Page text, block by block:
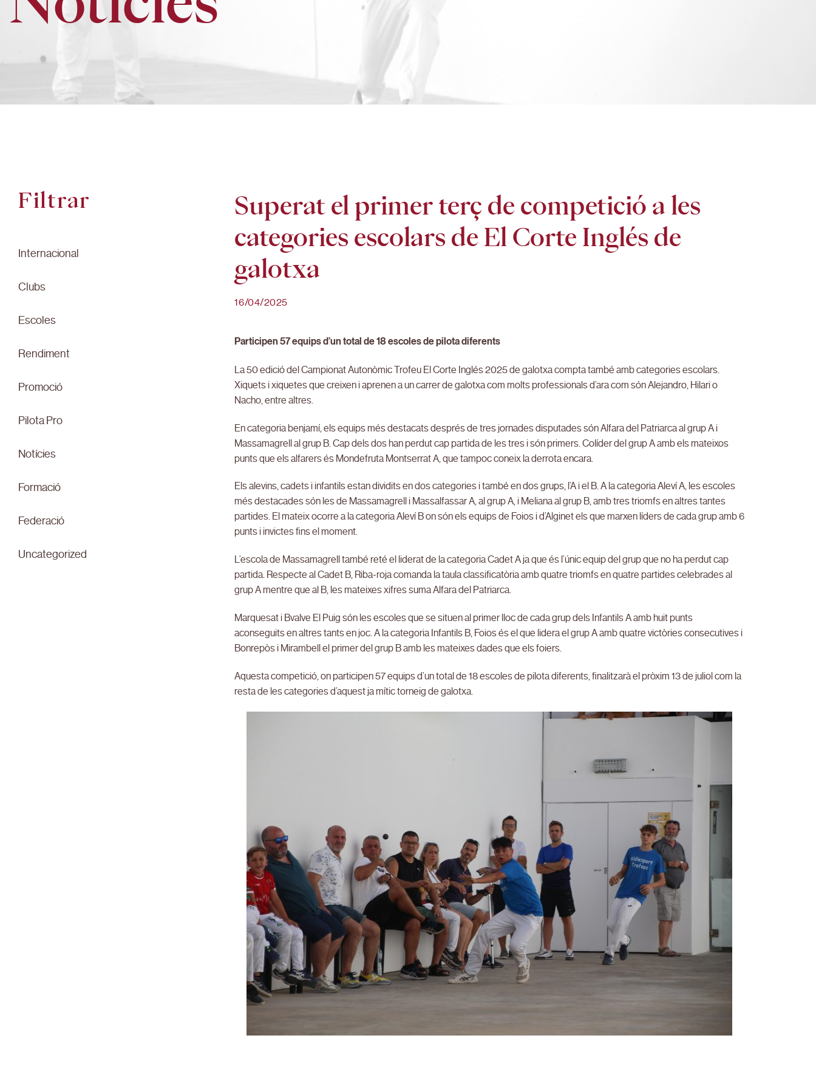
Filtrar
Internacional
Clubs
Escoles
Rendiment
Promoció
Pilota Pro
Notícies
Formació
Federació
Uncategorized
Superat el primer terç de competició a les
categories escolars de El Corte Inglés de
galotxa
16/04/2025
Participen 57 equips d’un total de 18 escoles de pilota diferents
La 50 edició del Campionat Autonòmic Trofeu El Corte Inglés 2025 de galotxa compta també amb categories escolars.
Xiquets i xiquetes que creixen i aprenen a un carrer de galotxa com molts professionals d’ara com són Alejandro, Hilari o
Nacho, entre altres.
En categoria benjamí, els equips més destacats després de tres jornades disputades són Alfara del Patriarca al grup A i
Massamagrell al grup B. Cap dels dos han perdut cap partida de les tres i són primers. Colíder del grup A amb els mateixos
punts que els alfarers és Mondefruta Montserrat A, que tampoc coneix la derrota encara.
Els alevins, cadets i infantils estan dividits en dos categories i també en dos grups, l’A i el B. A la categoria Aleví A, les escoles
més destacades són les de Massamagrell i Massalfassar A, al grup A, i Meliana al grup B, amb tres triomfs en altres tantes
partides. El mateix ocorre a la categoria Aleví B on són els equips de Foios i d’Alginet els que marxen líders de cada grup amb 6
punts i invictes fins el moment.
L’escola de Massamagrell també reté el liderat de la categoria Cadet A ja que és l’únic equip del grup que no ha perdut cap
partida. Respecte al Cadet B, Riba-roja comanda la taula classificatòria amb quatre triomfs en quatre partides celebrades al
grup A mentre que al B, les mateixes xifres suma Alfara del Patriarca.
Marquesat i Bvalve El Puig són les escoles que se situen al primer lloc de cada grup dels Infantils A amb huit punts
aconseguits en altres tants en joc. A la categoria Infantils B, Foios és el que lidera el grup A amb quatre victòries consecutives i
Bonrepòs i Mirambell el primer del grup B amb les mateixes dades que els foiers.
Aquesta competició, on participen 57 equips d’un total de 18 escoles de pilota diferents, finalitzarà el pròxim 13 de juliol com la
resta de les categories d’aquest ja mític torneig de galotxa.